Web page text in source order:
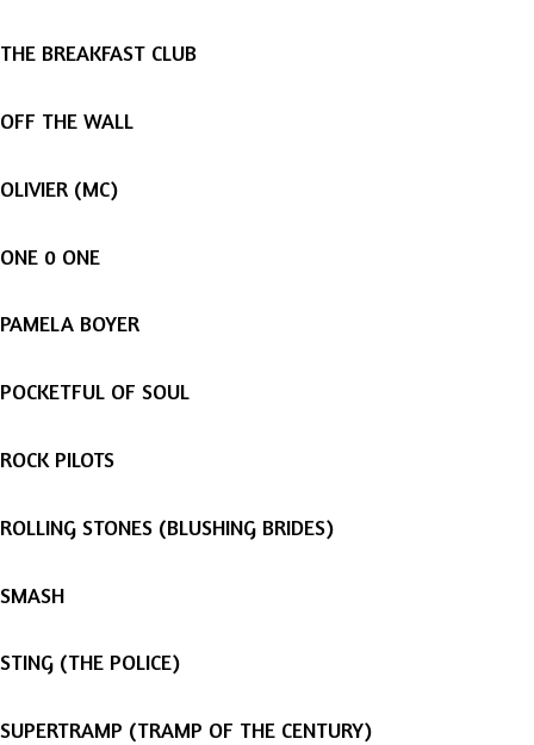
THE BREAKFAST CLUB
OFF THE WALL
OLIVIER (MC)
ONE 0 ONE
PAMELA BOYER
POCKETFUL OF SOUL
ROCK PILOTS
ROLLING STONES (BLUSHING BRIDES)
SMASH
STING (THE POLICE)
SUPERTRAMP (TRAMP OF THE CENTURY)